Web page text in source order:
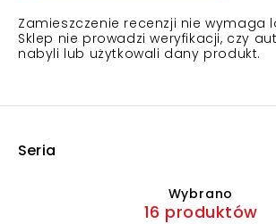
Zamieszczenie recenzji nie wymaga
Sklep nie prowadzi weryfikacji, czy
nabyli lub użytkowali dany produkt.
Seria
Wybrano
16 produktów